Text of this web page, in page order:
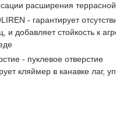
расширения террасной
- гарантирует
и добавляет стойкость к
- пуклевое отверстие
кляймер в канавке лаг,